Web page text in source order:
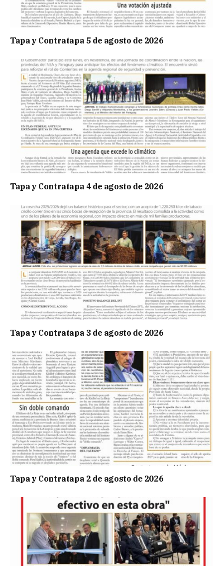
Tapa y Contratapa 5 de agosto de 2026
Tapa y Contratapa 4 de agosto de 2026
Tapa y Contratapa 3 de agosto de 2026
Tapa y Contratapa 2 de agosto de 2026